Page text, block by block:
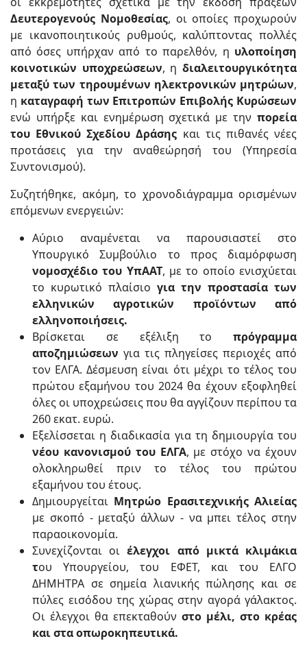
Δευτερογενούς Νομοθεσίας, οι οποίες προχωρούν
με ικανοποιητικούς ρυθμούς, καλύπτοντας πολλές
από όσες υπήρχαν από το παρελθόν, η υλοποίηση
κοινοτικών υποχρεώσεων, ηδιαλειτουργικότητα
μεταξύ των τηρουμένων ηλεκτρονικών μητρώων,
η καταγραφή των Επιτροπών Επιβολής Κυρώσεων
ενώ υπήρξε και ενημέρωση σχετικά με την πορεία
του Εθνικού Σχεδίου Δράσης και τις πιθανές νέες
προτάσεις για την αναθεώρησή του (Υπηρεσία
Συντονισμού).
Συζητήθηκε, ακόμη, το χρονοδιάγραμμα ορισμένων
επόμενων ενεργειών:
Αύριο αναμένεται να παρουσιαστεί στο
Υπουργικό Συμβούλιο το προς διαμόρφωση
νομοσχέδιο του ΥπΑΑΤ, με το οποίο ενισχύεται
το κυρωτικό πλαίσιο για την προστασία των
ελληνικών αγροτικών προϊόντων από
ελληνοποιήσεις.
Βρίσκεται σε εξέλιξη το πρόγραμμα
αποζημιώσεων για τις πληγείσες περιοχές από
τον ΕΛΓΑ. Δέσμευση είναι ότι μέχρι το τέλος του
πρώτου εξαμήνου του 2024 θα έχουν εξοφληθεί
όλες οι υποχρεώσεις που θα αγγίζουν περίπου τα
260 εκατ. ευρώ.
Εξελίσσεται η διαδικασία για τη δημιουργία του
νέου κανονισμού του ΕΛΓΑ, με στόχο να έχουν
ολοκληρωθεί πριν το τέλος του πρώτου
εξαμήνου του έτους.
Δημιουργείται Μητρώο Ερασιτεχνικής Αλιείας
με σκοπό - μεταξύ άλλων - να μπει τέλος στην
παραοικονομία.
Συνεχίζονται οιέλεγχοι από μικτά κλιμάκια
του Υπουργείου, του ΕΦΕΤ, και του ΕΛΓΟ
ΔΗΜΗΤΡΑ σε σημεία λιανικής πώλησης και σε
πύλες εισόδου της χώρας στην αγορά γάλακτος.
Οι έλεγχοι θα επεκταθούν στο μέλι, στο κρέας
και στα οπωροκηπευτικά.